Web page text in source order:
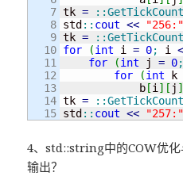
7
8
9
10
11
12
13
14
tk = ::GetTickCount
std :: cout << "256:"
tk = ::GetTickCount
for
(int i = 0; i <
for
(int j = 0;
for
(int
            b
[i ] [ j ]
tk = ::GetTickCount
std :: cout << "257:"
4、std::string中的COW优化
输出？